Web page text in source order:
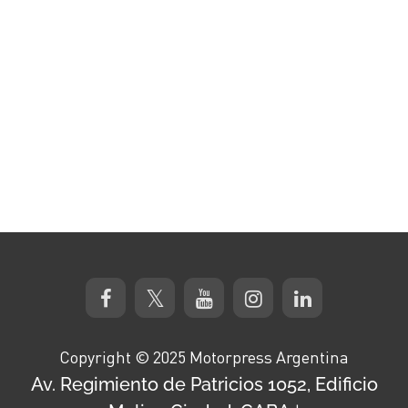
Copyright © 2025 Motorpress Argentina
Av. Regimiento de Patricios 1052, Edificio